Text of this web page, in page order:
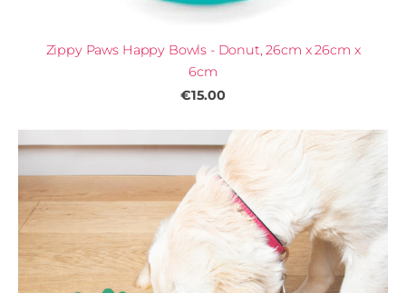
Zippy Paws Happy Bowls - Donut, 26cm x 26cm x
6cm
€15.00